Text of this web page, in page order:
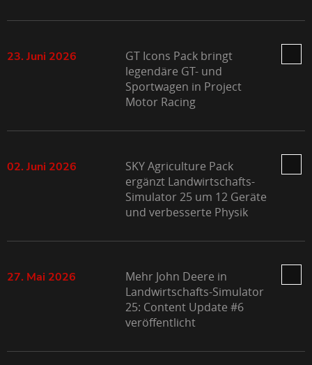
23. Juni 2026
GT Icons Pack bringt
legendäre GT- und
Sportwagen in Project
Motor Racing
02. Juni 2026
SKY Agriculture Pack
ergänzt Landwirtschafts-
Simulator 25 um 12 Geräte
und verbesserte Physik
27. Mai 2026
Mehr John Deere in
Landwirtschafts-Simulator
25: Content Update #6
veröffentlicht